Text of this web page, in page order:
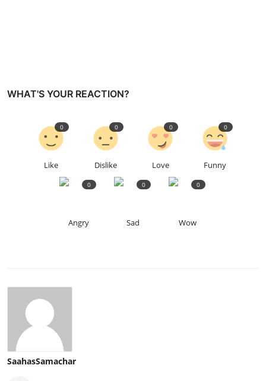
WHAT'S YOUR REACTION?
Like
0
Dislike
0
Love
0
Funny
0
Angry
0
Sad
0
Wow
0
SaahasSamachar